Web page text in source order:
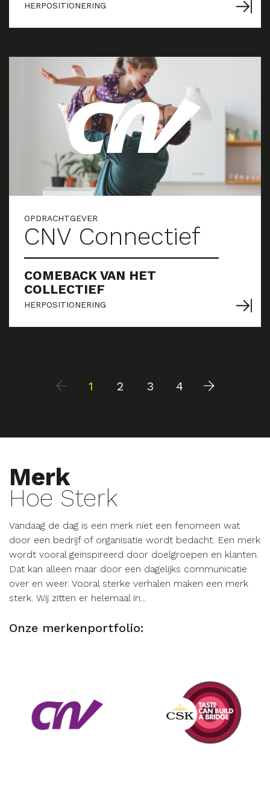
HERPOSITIONERING
OPDRACHTGEVER
CNV Connectief
COMEBACK VAN HET
COLLECTIEF
HERPOSITIONERING
1 2 3 4
Merk
Hoe Sterk
Vandaag de dag is een merk niet een fenomeen wat
door een bedrijf of organisatie wordt bedacht. Een merk
wordt vooral geïnspireerd door doelgroepen en klanten.
Dat kan alleen maar door een dagelijks communicatie
over en weer. Vooral sterke verhalen maken een merk
sterk. Wij zitten er helemaal in...
Onze merkenportfolio: